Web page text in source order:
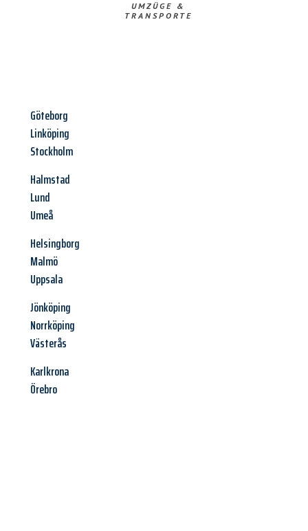
UMZÜGE &
TRANSPORTE
Göteborg
Linköping
Stockholm
Halmstad
Lund
Umeå
Helsingborg
Malmö
Uppsala
Jönköping
Norrköping
Västerås
Karlkrona
Örebro